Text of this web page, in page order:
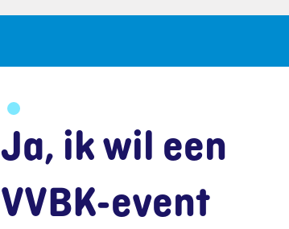
Ja, ik wil een
VVBK-event